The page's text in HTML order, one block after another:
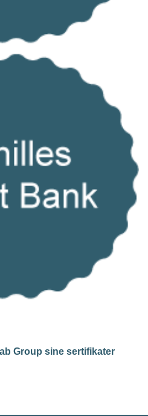
Group sine sertifikater